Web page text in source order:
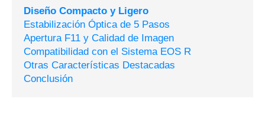
Diseño Compacto y Ligero
Estabilización Óptica de 5 Pasos
Apertura F11 y Calidad de Imagen
Compatibilidad con el Sistema EOS R
Otras Características Destacadas
Conclusión